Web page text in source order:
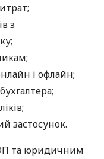
з
і офлайн;
застосунок.
та юридичним